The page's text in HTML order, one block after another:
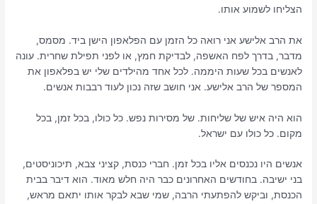
הצליחו לשמוע אותו.
את הרב אלישע אני רואה כל הזמן עם הפלאפון הישן ביד. מסמס,
מדבר, בדרך לפח האשפה, לבדיקת חמץ, או לפני תפילת שחרית. עונה
לאנשים בכל שעות היממה. לכל אחד מהילדים שלי יש בפלאפון את
המספר של הרב אלישע. אני חושב שזה נכון לעוד רבבות אנשים.
הוא היה איש של שליחות. של מסירות נפש. כל כולו, בכל זמן, בכל
מקום. כל כולו עם ישראל.
אנשים היו נכנסים אליו בכל זמן. חברי כנסת, קציני צבא, תיכוניסטים,
בני ישיבה. בחודשים האחרונים כבר היה חלש מאוד. הוא דיבר בבית
הכנסת, וביקש להפתעתי הרבה, שמי שבא לבקר אותו יתאם מראש,